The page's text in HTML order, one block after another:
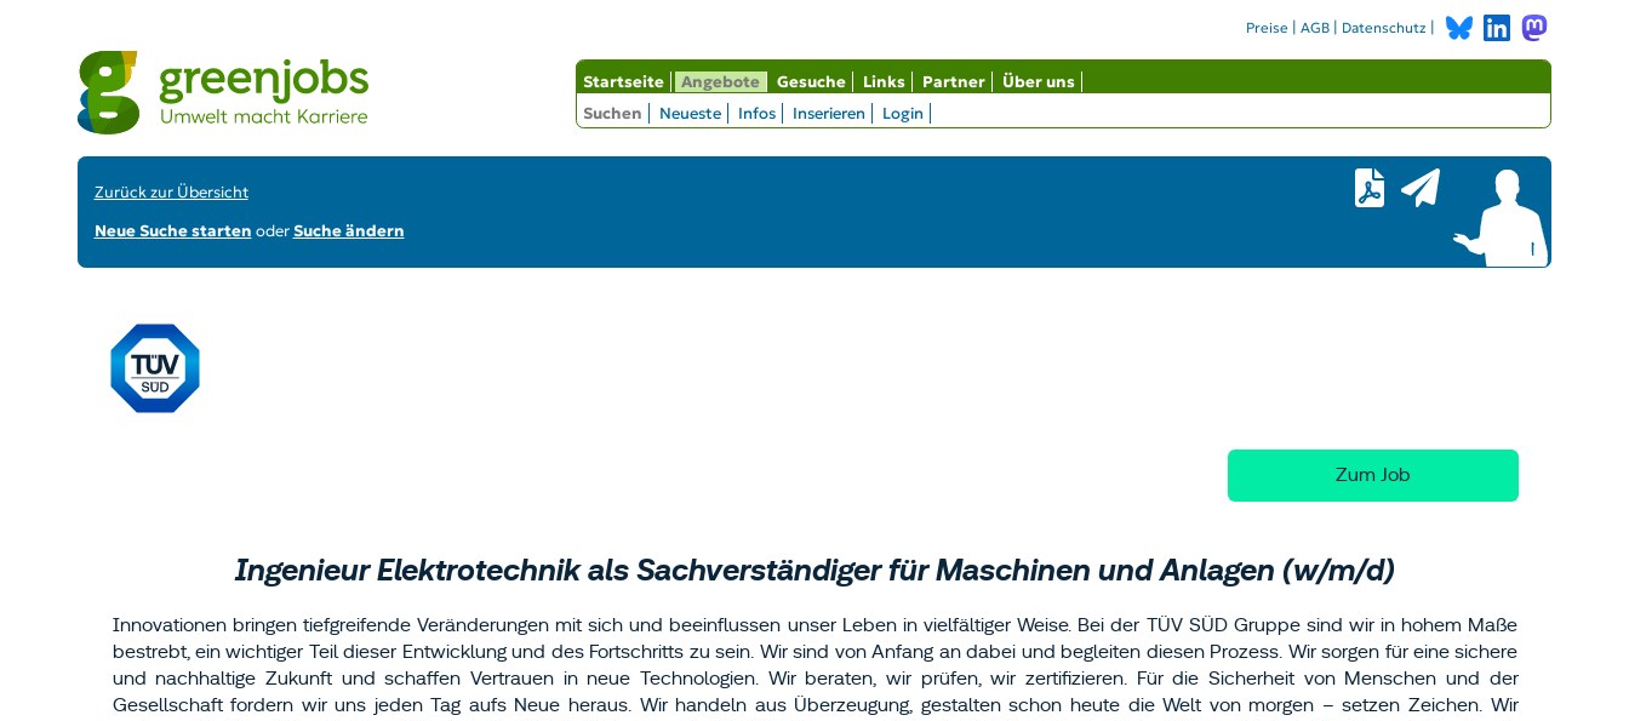
Preise |AGB | Datenschutz |
Startseite
Angebote
Suchen
Neueste Infos Inserieren Login
Gesuche Links Partner Über uns
Zurück zur Übersicht
Neue Suche starten oderSuche ändern